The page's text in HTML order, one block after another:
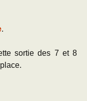
.
sortie des 7 et 8